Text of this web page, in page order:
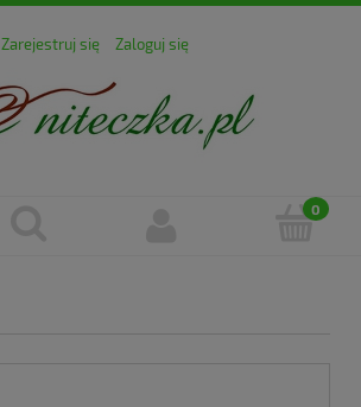
Zarejestruj się Zaloguj się